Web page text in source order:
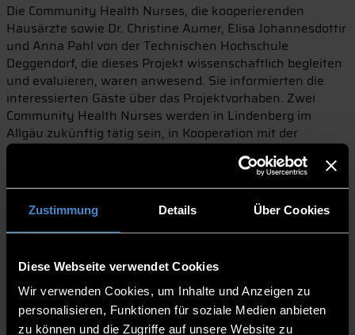
Zustimmung Details Über Cookies
Diese Webseite verwendet Cookies
Wir verwenden Cookies, um Inhalte und Anzeigen zu
personalisieren, Funktionen für soziale Medien anbieten
zu können und die Zugriffe auf unsere Website zu
Die Community Health Nurses, die kooperierenden
Hausärzte sowie Dr. Christine Aumer, Elisa Johannesdottir
und Anna Pahl von der Technischen Hochschule
Deggendorf, die dieses Projekt wissenschaftlich begleiten
und evaluieren, waren anwesend. Sie informierten die
interessierten Gäste über das Projektvorhaben. Zwei
Community Health Nurses werden in Lindenberg im
Allgäu zukünftig tätig sein, in Kooperation mit der
ortsansässige Praxisgemeinschaft Sauer/Eiser. Die
Patientinnen und Patienten dieser Praxis kommen in den
Genuss der zusätzlichen Versorgung.
Community Health Nurses (CHN) ermitteln den Bedarf,
sind beratend und anleitend im Bereich Prävention tätig,
Erkrankung und koordinieren die Versorgung zu Hause.
Akteuren im Gesundheitswesen. Community Health
Nurses können in Gesundheitszentren, im Öffentlichen